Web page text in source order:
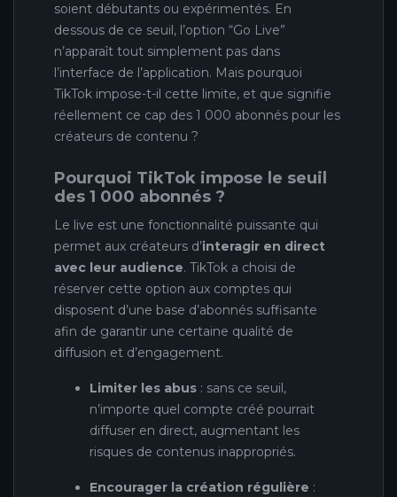
soient débutants ou expérimentés. En
dessous de ce seuil, l’option “Go Live”
n’apparaît tout simplement pas dans
l’interface de l’application. Mais pourquoi
TikTok impose-t-il cette limite, et que signifie
réellement ce cap des 1 000 abonnés pour les
créateurs de contenu ?
Pourquoi TikTok impose le seuil
des 1 000 abonnés ?
Le live est une fonctionnalité puissante qui
permet aux créateurs d’interagir en direct
avec leur audience. TikTok a choisi de
réserver cette option aux comptes qui
disposent d’une base d’abonnés suffisante
afin de garantir une certaine qualité de
diffusion et d’engagement.
Limiter les abus : sans ce seuil,
n’importe quel compte créé pourrait
diffuser en direct, augmentant les
risques de contenus inappropriés.
Encourager la création régulière :